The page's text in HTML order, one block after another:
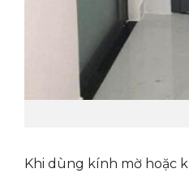
Khi dùng kính mờ hoặc